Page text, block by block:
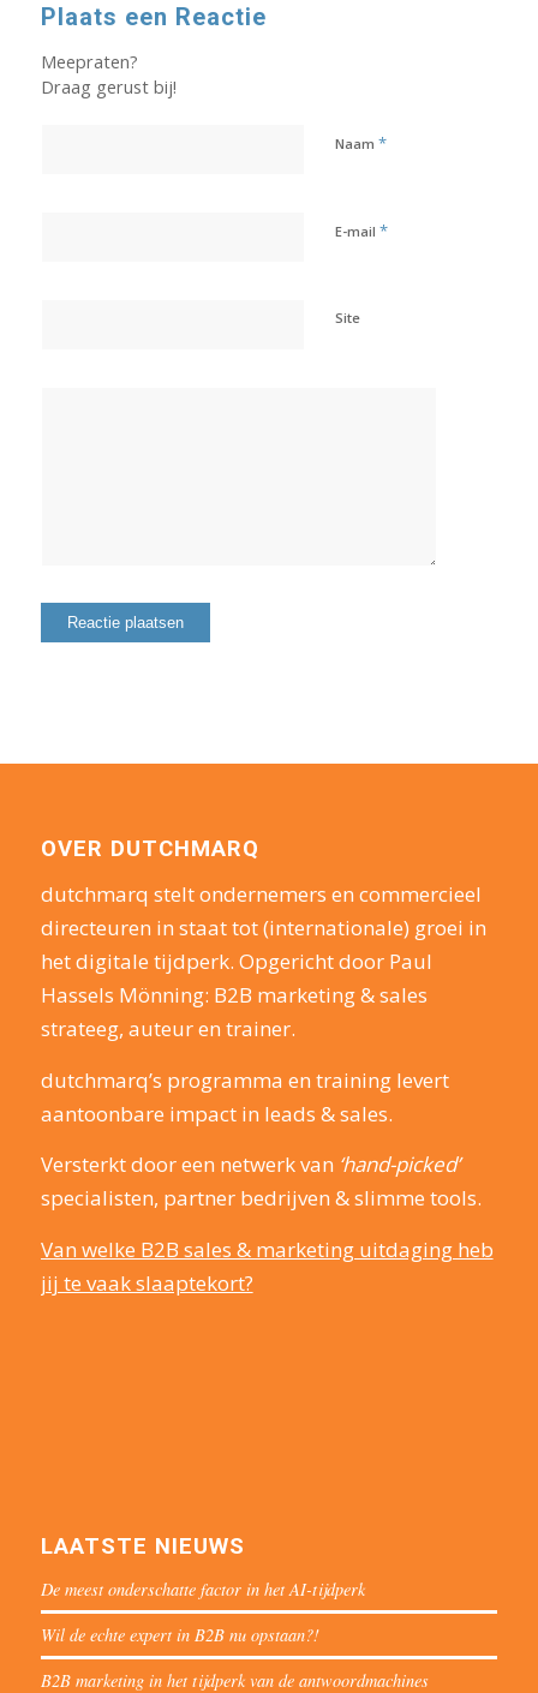
Plaats een Reactie
Meepraten?
Draag gerust bij!
Naam *
E-mail *
Site
OVER DUTCHMARQ
dutchmarq stelt ondernemers en commercieel
directeuren in staat tot (internationale) groei in
het digitale tijdperk. Opgericht door Paul
Hassels Mönning: B2B marketing & sales
strateeg, auteur en trainer.
dutchmarq’s programma en training levert
aantoonbare impact in leads & sales.
Versterkt door een netwerk van ‘hand-picked’
specialisten, partner bedrijven & slimme tools.
Van welke B2B sales & marketing uitdaging heb
jij te vaak slaaptekort?
LAATSTE NIEUWS
De meest onderschatte factor in het AI-tijdperk
Wil de echte expert in B2B nu opstaan?!
B2B marketing in het tijdperk van de antwoordmachines